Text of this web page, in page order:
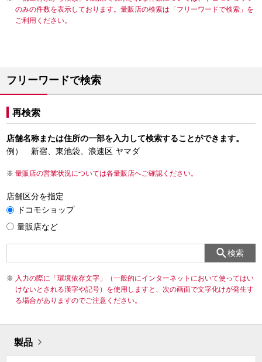
のみの件数を表示しております。量販店の検索は「フリーワードで検索」を
ご利用ください。
フリーワードで検索
再検索
店舗名称または住所の一部を入力して検索することができます。
例） 新宿、東池袋、浪速区 ヤマダ
量販店の営業状況については各量販店へご確認ください。
店舗区分を指定
ドコモショップ
量販店など
検索
入力の際に「環境依存文字」（一般的にインターネットにおいて使ってはい
けないとされる漢字や記号）を使用しますと、次の画面で文字化けが発生す
る場合がありますのでご注意ください。
製品